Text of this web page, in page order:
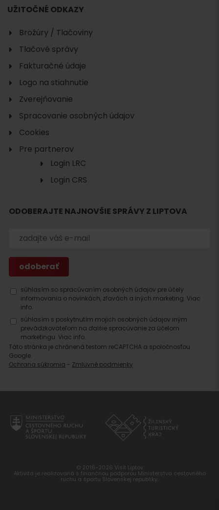
UŽITOČNÉ ODKAZY
Brožúry / Tlačoviny
Tlačové správy
Fakturačné údaje
Logo na stiahnutie
Zverejňovanie
Spracovanie osobných údajov
Cookies
Pre partnerov
Login LRC
Login CRS
ODOBERAJTE NAJNOVŠIE SPRÁVY Z LIPTOVA
súhlasím so spracúvaním osobných údajov pre účely
informovania o novinkách, zľavách a iných marketing. Viac
info.
súhlasím s poskytnutím mojich osobných údajov iným
prevádzkovateľom na ďalšie spracúvanie za účelom
marketingu. Viac info.
Táto stránka je chránená testom reCAPTCHA a spoločnosťou
Google.
Ochrana súkromia - Zmluvné podmienky
© 2016-2026 Visit Liptov
Aktivita je realizovaná s finančnou podporou Ministerstva cestovného
ruchu a športu Slovenskej republiky.